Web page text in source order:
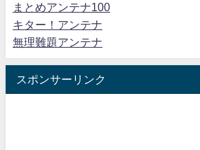
まとめアンテナ100
キター！アンテナ
無理難題アンテナ
スポンサーリンク